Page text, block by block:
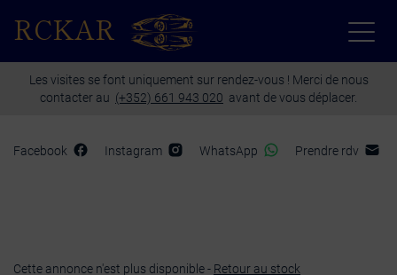
RCKAR
Les visites se font uniquement sur rendez-vous ! Merci de nous
contacter au (+352) 661 943 020 avant de vous déplacer.
Facebook Instagram WhatsApp Prendre rdv
Cette annonce n'est plus disponible - Retour au stock